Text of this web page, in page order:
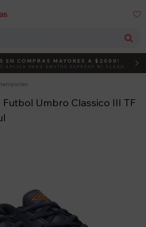

ACTIVÁ EL CÓDIGO
EN COMPRAS MAYORES A $2000!
APLICA PARA ENVÍOS EXPRESS NI FLASH
Umbro Classico III TF